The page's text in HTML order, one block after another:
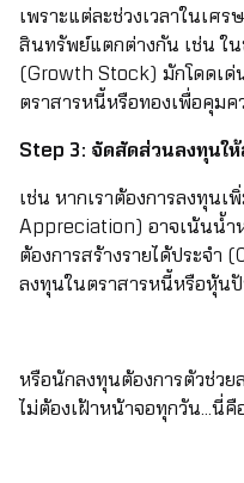
เพราะแต่ละช่วงเวลาในเศ
สินทรัพย์แตกต่างกัน เช่น ใ
(Growth Stock) มักโดดเ
ตราสารหนี้หรือทองเพื่อคุมค
Step 3: จัดสัดส่วนลงทุนใ
เช่น หากเราต้องการลงทุน
Appreciation) อาจเน้นน้ำ
ต้องการสร้างรายได้ประจำ
ลงทุนในตราสารหนี้หรือหุ้น
หรือนักลงทุนต้องการตัวช่วย
ไม่ต้องเฝ้าหน้าจอทุกวัน…นี่